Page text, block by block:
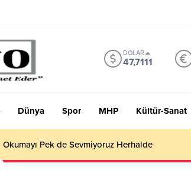
DOLAR
47,7111
Dünya Spor MHP Kültür-Sanat
Okumayı Pek de Sevmiyoruz Herhalde